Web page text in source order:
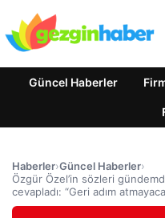
Güncel Haberler
Haberler›Güncel Haberler›
Özgür Özel’in sözleri
cevapladı: “Geri adım